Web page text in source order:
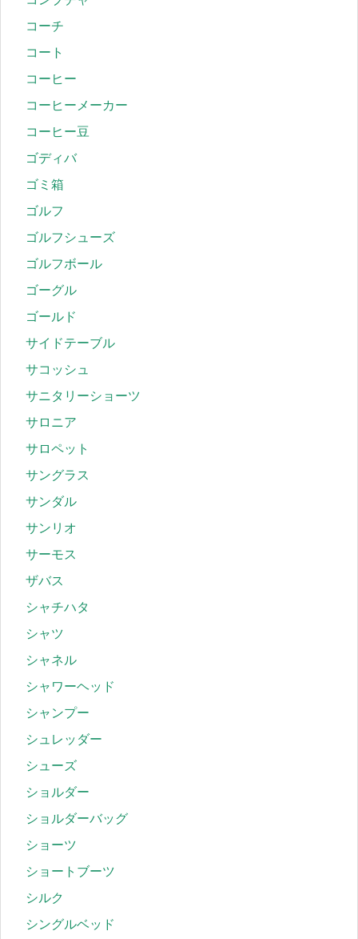
コーチ
コート
コーヒー
コーヒーメーカー
コーヒー豆
ゴディバ
ゴミ箱
ゴルフ
ゴルフシューズ
ゴルフボール
ゴーグル
ゴールド
サイドテーブル
サコッシュ
サニタリーショーツ
サロニア
サロペット
サングラス
サンダル
サンリオ
サーモス
ザバス
シャチハタ
シャツ
シャネル
シャワーヘッド
シャンプー
シュレッダー
シューズ
ショルダー
ショルダーバッグ
ショーツ
ショートブーツ
シルク
シングルベッド